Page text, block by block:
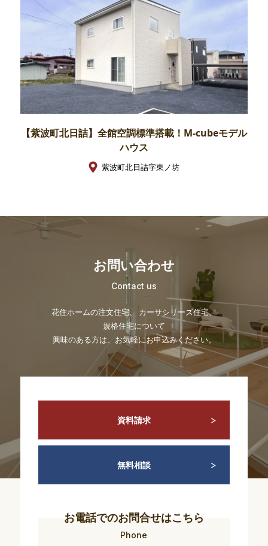
【紫波町北日詰】全館空調標準搭載！M-cubeモデル
ハウス
紫波町北日詰字東ノ坊
お問い合わせ
Contact us
花住ホームの注文住宅、 カーサシリーズ住宅、
規格住宅について
興味のある方は、お気軽にお申込みください。
資料請求
無料相談
お電話でのお問合せはこちら
Phone